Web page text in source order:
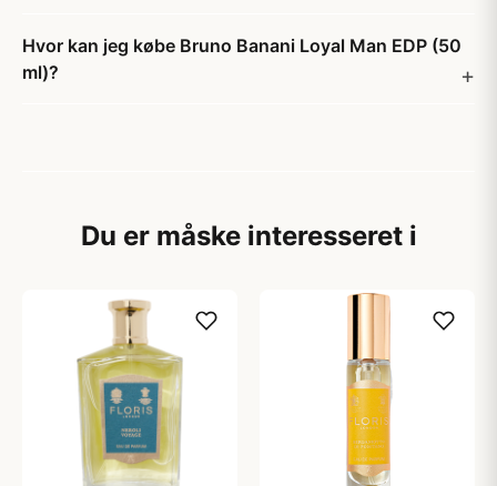
Hvor kan jeg købe Bruno Banani Loyal Man EDP (50
ml)?
Du er måske interesseret i